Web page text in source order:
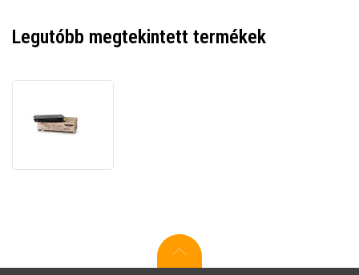
Legutóbb megtekintett termékek
eredeti